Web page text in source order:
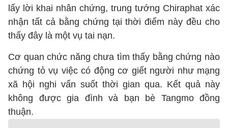
lấy lời khai nhân chứng, trung tướng Chiraphat xác
nhận tất cả bằng chứng tại thời điểm này đều cho
thấy đây là một vụ tai nạn.
Cơ quan chức năng chưa tìm thấy bằng chứng nào
chứng tỏ vụ việc có động cơ giết người như mạng
xã hội nghi vấn suốt thời gian qua. Kết quả này
không được gia đình và bạn bè Tangmo đồng
thuận.